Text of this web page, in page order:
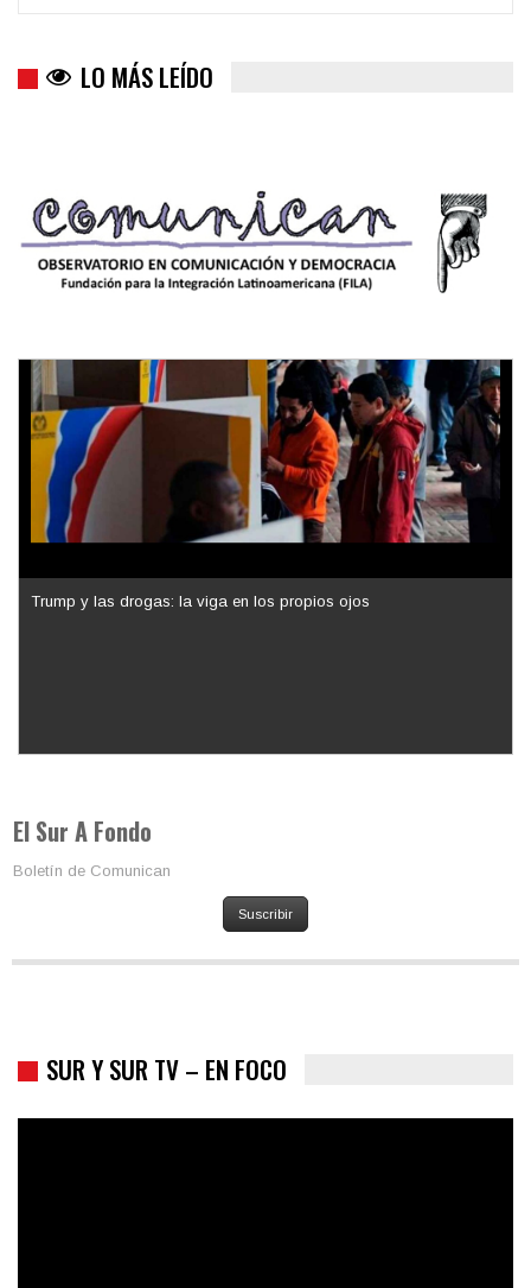
LO MÁS LEÍDO
Trump y las drogas: la viga en los propios ojos
Los latinos le van dando la espalda a Trump
Suscribir